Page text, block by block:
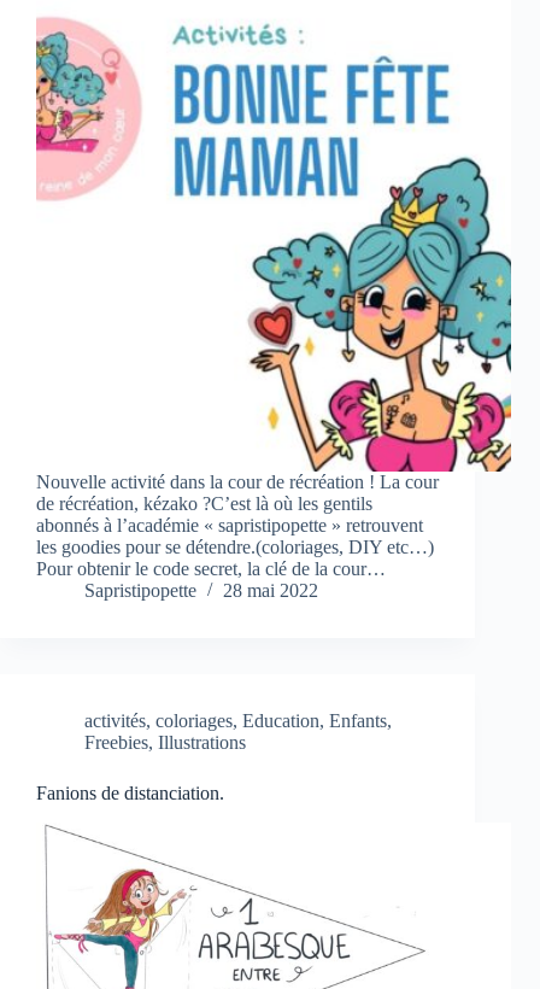
Nouvelle activité dans la cour de récréation ! La cour
de récréation, kézako ?C’est là où les gentils
abonnés à l’académie « sapristipopette » retrouvent
les goodies pour se détendre.(coloriages, DIY etc…)
Pour obtenir le code secret, la clé de la cour…
Sapristipopette
28 mai 2022
activités, coloriages, Education, Enfants,
Freebies, Illustrations
Fanions de distanciation.